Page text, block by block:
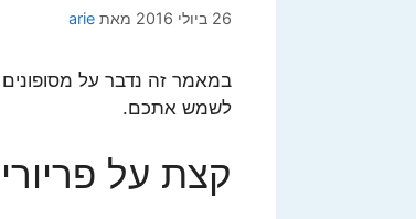
26 ביולי 2016 מאת arie
במאמר זה נדבר על מסופונים
לשמש אתכם.
קצת על